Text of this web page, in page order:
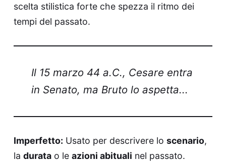
scelta stilistica forte che spezza il ritmo dei
tempi del passato.
Il 15 marzo 44 a.C., Cesare entra
in Senato, ma Bruto lo aspetta...
Imperfetto: Usato per descrivere lo scenario,
la duratao le azioni abituali nel passato.